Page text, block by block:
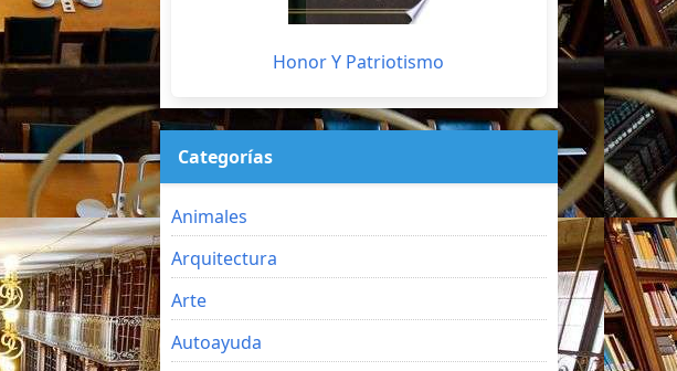
Honor Y Patriotismo
Categorías
Animales
Arquitectura
Arte
Autoayuda